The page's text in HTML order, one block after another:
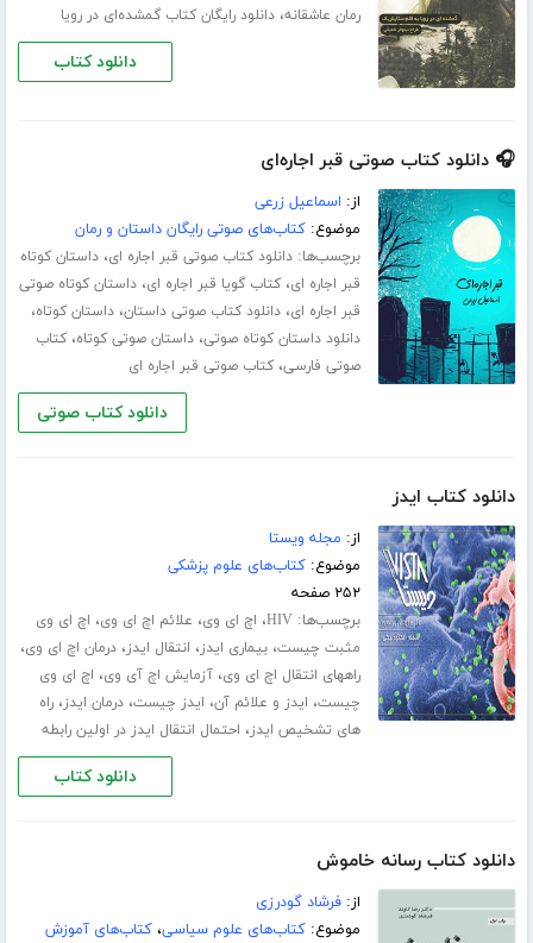
رمان عاشقانه،دانلود رایگان کتاب گمشده‌ای در رویا
دانلود کتاب
🎧 دانلود کتاب صوتی قبر اجاره‌ای
از: اسماعیل زرعی
موضوع:کتاب‌های صوتی رایگان داستان و رمان
برچسب‌ها:دانلود کتاب صوتی قبر اجاره ای،داستان کوتاه
قبر اجاره ای،کتاب گویا قبر اجاره ای،داستان کوتاه صوتی
قبر اجاره ای،دانلود کتاب صوتی داستان،داستان کوتاه،
دانلود داستان کوتاه صوتی،داستان صوتی کوتاه،کتاب
صوتی فارسی،کتاب صوتی قبر اجاره ای
دانلود کتاب صوتی
دانلود کتاب ایدز
از: مجله ویستا
موضوع:کتاب‌های علوم پزشکی
۲۵۲ صفحه
برچسب‌ها:HIV، اچ ای وی، علائم اچ ای وی، اچ ای وی
مثبت چیست،بیماری ایدز، انتقال ایدز،درمان اچ ای وی،
راههای انتقال اچ ای وی،آزمایش اچ آی وی، اچ ای وی
چیست، ایدز و علائم آن، ایدز چیست،درمان ایدز،راه
های تشخیص ایدز، احتمال انتقال ایدز در اولین رابطه
دانلود کتاب
دانلود کتاب رسانه خاموش
از:فرشاد گودرزی
موضوع:کتاب‌های علوم سیاسی،کتاب‌های آموزش